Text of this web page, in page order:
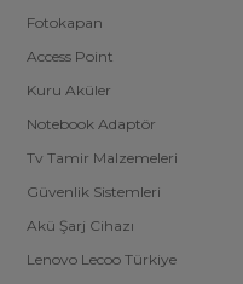
Fotokapan
Access Point
Kuru Aküler
Notebook Adaptör
Tv Tamir Malzemeleri
Güvenlik Sistemleri
Akü Şarj Cihazı
Lenovo Lecoo Türkiye